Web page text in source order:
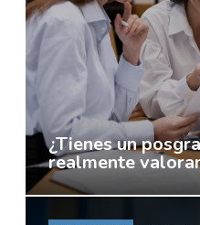
¿Tienes un
realmente